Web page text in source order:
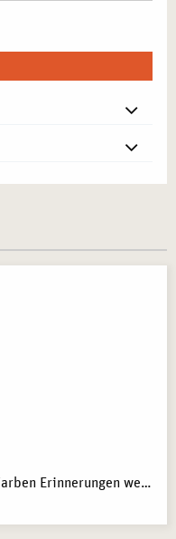
Kunsttherapie bei Demenz - Wie Farben Erinnerungen wecken